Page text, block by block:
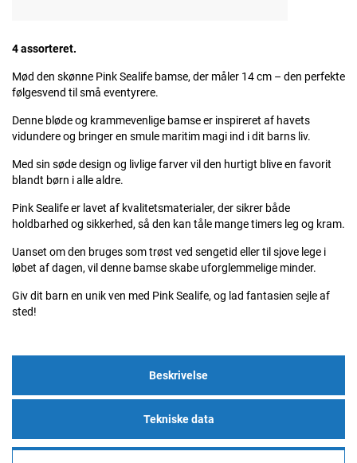
4 assorteret.
Mød den skønne Pink Sealife bamse, der måler 14 cm – den perfekte
følgesvend til små eventyrere.
Denne bløde og krammevenlige bamse er inspireret af havets
vidundere og bringer en smule maritim magi ind i dit barns liv.
Med sin søde design og livlige farver vil den hurtigt blive en favorit
blandt børn i alle aldre.
Pink Sealife er lavet af kvalitetsmaterialer, der sikrer både
holdbarhed og sikkerhed, så den kan tåle mange timers leg og kram.
Uanset om den bruges som trøst ved sengetid eller til sjove lege i
løbet af dagen, vil denne bamse skabe uforglemmelige minder.
Giv dit barn en unik ven med Pink Sealife, og lad fantasien sejle af
sted!
Beskrivelse
Tekniske data